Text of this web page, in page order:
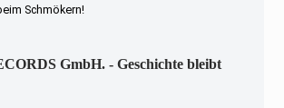
Schmökern!
GmbH. - Geschichte bleibt